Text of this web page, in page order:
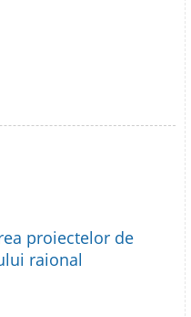
proiectelor de
raional